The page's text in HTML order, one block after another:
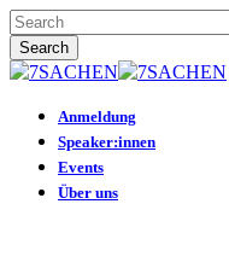
Skip
to
main
Search
Close
Menu
Anmeldung
Speaker:innen
Events
Über uns